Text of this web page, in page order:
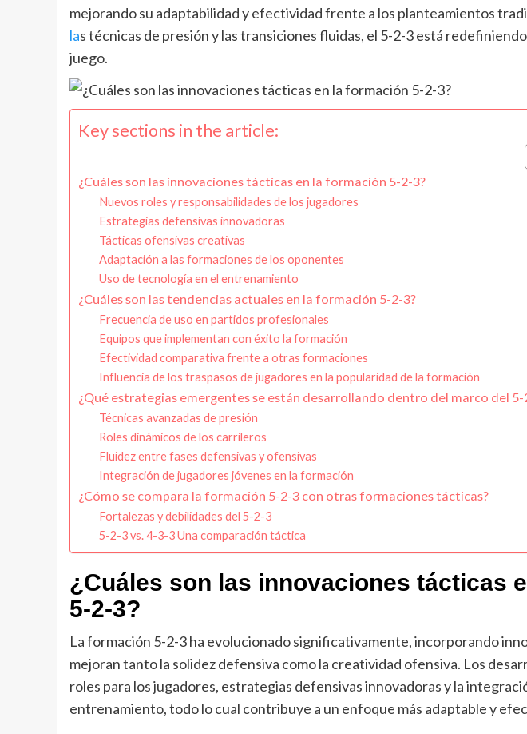
mejorando su adaptabilidad y efectividad frente a los planteamientos
las técnicas de presión y las transiciones fluidas, el 5-2-3 está
juego.
Key sections in the article:
¿Cuáles son las innovaciones tácticas en la formación 5-2-3?
Nuevos roles y responsabilidades de los jugadores
Estrategias defensivas innovadoras
Tácticas ofensivas creativas
Adaptación a las formaciones de los oponentes
Uso de tecnología en el entrenamiento
¿Cuáles son las tendencias actuales en la formación 5-2-3?
Frecuencia de uso en partidos profesionales
Equipos que implementan con éxito la formación
Efectividad comparativa frente a otras formaciones
Influencia de los traspasos de jugadores en la popularidad de la formación
¿Qué estrategias emergentes se están desarrollando dentro del marco del 5-
Técnicas avanzadas de presión
Roles dinámicos de los carrileros
Fluidez entre fases defensivas y ofensivas
Integración de jugadores jóvenes en la formación
¿Cómo se compara la formación 5-2-3 con otras formaciones tácticas?
Fortalezas y debilidades del 5-2-3
5-2-3 vs. 4-3-3 Una comparación táctica
¿Cuáles son las innovaciones tácticas
5-2-3?
La formación 5-2-3 ha evolucionado significativamente, incorporando
mejoran tanto la solidez defensiva como la creatividad ofensiva. Los
roles para los jugadores, estrategias defensivas innovadoras y la
entrenamiento, todo lo cual contribuye a un enfoque más adaptable y